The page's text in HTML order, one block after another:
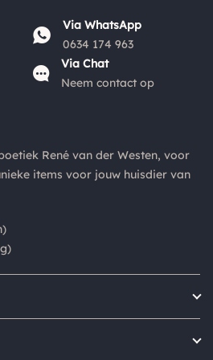
Via WhatsApp
0634 174 963
Via Chat
Neem contact op
René van der Westen, voor
items voor jouw huisdier van